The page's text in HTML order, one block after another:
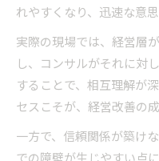
れやすくなり、迅速な意
実際の現場では、経営層
し、コンサルがそれに対
することで、相互理解が
セスこそが、経営改善の
一方で、信頼関係が築け